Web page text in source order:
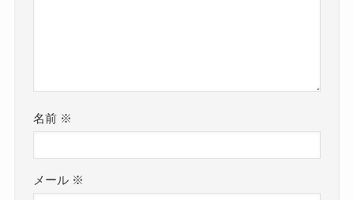
名前 ※
メール ※